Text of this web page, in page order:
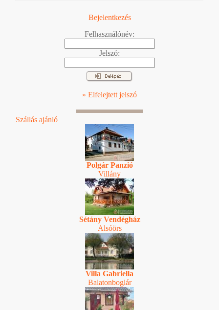
Bejelentkezés
Felhasználónév:
Jelszó:
» Elfelejtett jelszó
Szállás ajánló
Polgár Panzió
Villány
Sétány Vendégház
Alsóörs
Villa Gabriella
Balatonboglár